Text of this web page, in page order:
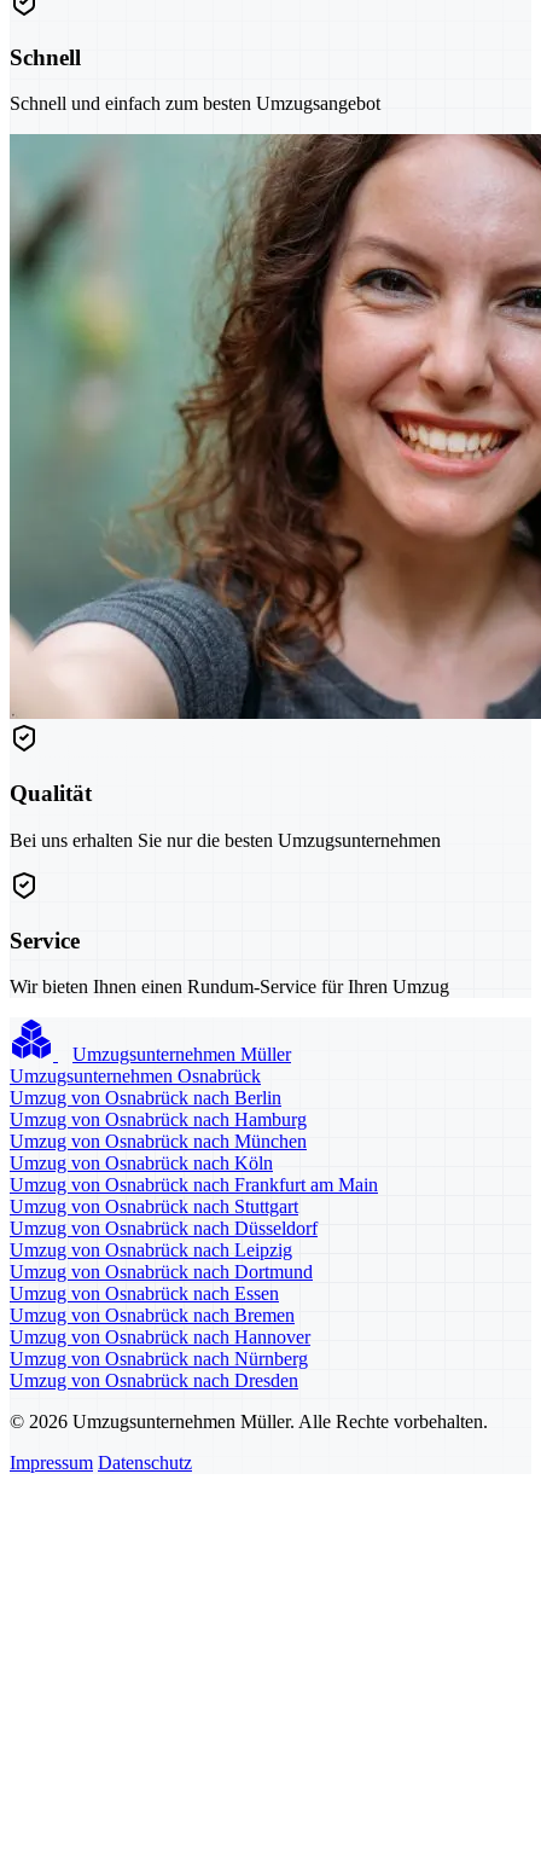
Schnell
Schnell und einfach zum besten Umzugsangebot
Qualität
Bei uns erhalten Sie nur die besten Umzugsunternehmen
Service
Wir bieten Ihnen einen Rundum-Service für Ihren Umzug
Umzugsunternehmen Müller
Umzugsunternehmen Osnabrück
Umzug von Osnabrück nach Berlin
Umzug von Osnabrück nach Hamburg
Umzug von Osnabrück nach München
Umzug von Osnabrück nach Köln
Umzug von Osnabrück nach Frankfurt am Main
Umzug von Osnabrück nach Stuttgart
Umzug von Osnabrück nach Düsseldorf
Umzug von Osnabrück nach Leipzig
Umzug von Osnabrück nach Dortmund
Umzug von Osnabrück nach Essen
Umzug von Osnabrück nach Bremen
Umzug von Osnabrück nach Hannover
Umzug von Osnabrück nach Nürnberg
Umzug von Osnabrück nach Dresden
© 2026 Umzugsunternehmen Müller. Alle Rechte vorbehalten.
Impressum Datenschutz